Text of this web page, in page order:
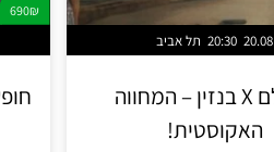
תל אביב 20:30 20.08
תיסלם X בנזין – המחווה
האקוסטית!
690₪